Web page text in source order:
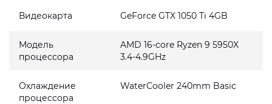
Видеокарта GeForce GTX 1050 Ti 4GB
Модель
процессора
AMD 16-core Ryzen 9 5950X
3.4-4.9GHz
Охлаждение
процессора
WaterCooler 240mm Basic